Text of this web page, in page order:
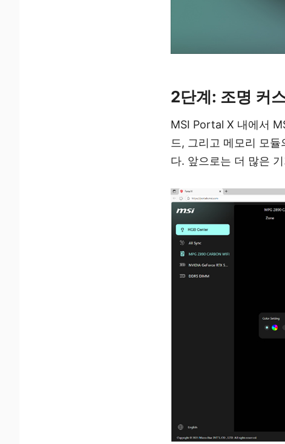
2단계: 조명 커
MSI Portal X 내에서
드, 그리고 메모리 모
다. 앞으로는 더 많은